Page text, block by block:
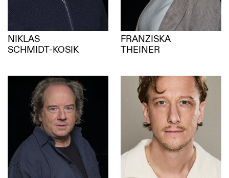
NIKLAS
SCHMIDT-KOSIK
FRANZISKA
THEINER